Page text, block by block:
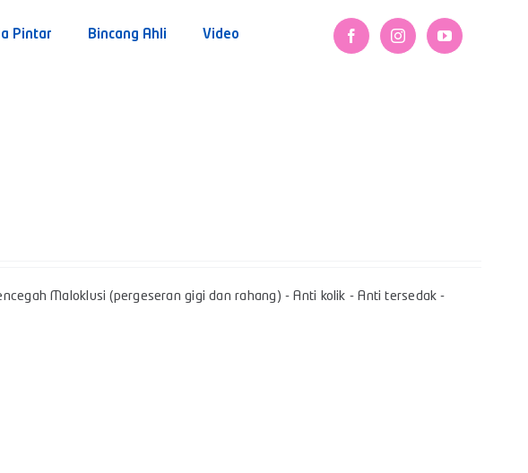
Pintar Bincang Ahli Video
Maloklusi (pergeseran gigi dan rahang) - Anti kolik - Anti tersedak -